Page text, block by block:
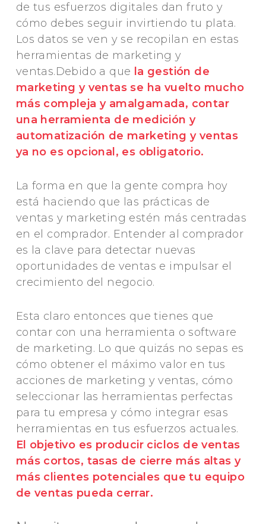
de tus esfuerzos digitales dan fruto y
cómo debes seguir invirtiendo tu plata.
Los datos se ven y se recopilan en estas
herramientas de marketing y
ventas.Debido a que la gestión de
marketing y ventas se ha vuelto mucho
más compleja y amalgamada, contar
una herramienta de medición y
automatización de marketing y ventas
ya no es opcional, es obligatorio.
La forma en que la gente compra hoy
está haciendo que las prácticas de
ventas y marketing estén más centradas
en el comprador. Entender al comprador
es la clave para detectar nuevas
oportunidades de ventas e impulsar el
crecimiento del negocio.
Esta claro entonces que tienes que
contar con una herramienta o software
de marketing. Lo que quizás no sepas es
cómo obtener el máximo valor en tus
acciones de marketing y ventas, cómo
seleccionar las herramientas perfectas
para tu empresa y cómo integrar esas
herramientas en tus esfuerzos actuales.
El objetivo es producir ciclos de ventas
más cortos, tasas de cierre más altas y
más clientes potenciales que tu equipo
de ventas pueda cerrar.